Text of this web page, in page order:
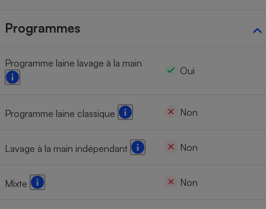
Programmes
Programme laine lavage à la main
Oui
Programme laine classique Non
Lavage à la main indépendant Non
Mixte Non